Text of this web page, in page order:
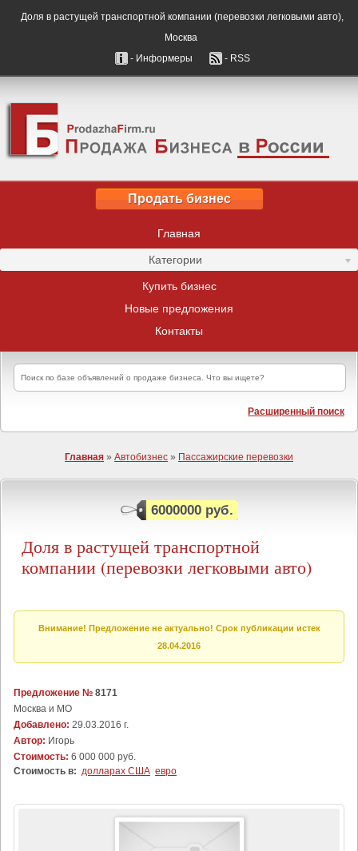
Доля в растущей транспортной компании (перевозки легковыми авто),
Москва
- Информеры
- RSS
Продать бизнес
Главная
Категории
Купить бизнес
Новые предложения
Контакты
Расширенный поиск
Главная » Автобизнес » Пассажирские перевозки
6000000 руб.
Доля в растущей транспортной
компании (перевозки легковыми авто)
Внимание! Предложение не актуально! Срок публикации истек
28.04.2016
Предложение № 8171
Москва и МО
Добавлено: 29.03.2016 г.
Автор: Игорь
Стоимость: 6 000 000 руб.
Стоимость в: долларах США евро